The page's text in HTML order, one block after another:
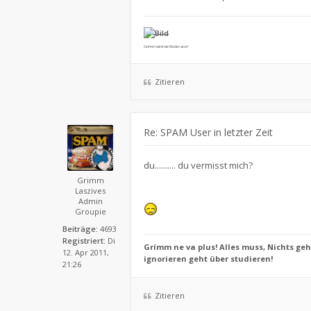
Grimm wird nie Moderator!
Zitieren
Grimm
Laszives
Admin
Groupie
Beiträge: 4693
Registriert: Di
12. Apr 2011,
21:26
Re: SPAM User in letzter Zeit
du.......... du vermisst mich?
Grímm ne va plus! Alles muss, Nichts
ignorieren geht über studieren!
Zitieren